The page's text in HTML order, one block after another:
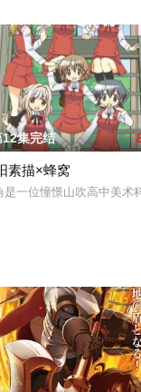
12集完结
素描×蜂窝
是一位憧憬山吹高中美术